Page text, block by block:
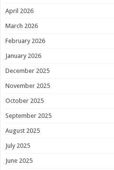
April 2026
March 2026
February 2026
January 2026
December 2025
November 2025
October 2025
September 2025
August 2025
July 2025
June 2025